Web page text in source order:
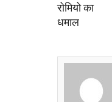
रोमियो का
धमाल